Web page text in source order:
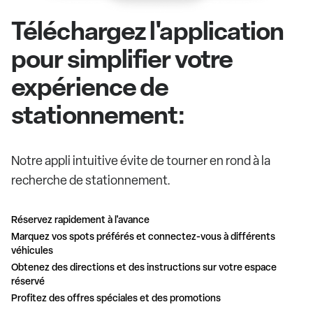
Téléchargez l'application
pour simplifier votre
expérience de
stationnement:
Notre appli intuitive évite de tourner en rond à la
recherche de stationnement.
Réservez rapidement à l'avance
Marquez vos spots préférés et connectez-vous à différents
véhicules
Obtenez des directions et des instructions sur votre espace
réservé
Profitez des offres spéciales et des promotions